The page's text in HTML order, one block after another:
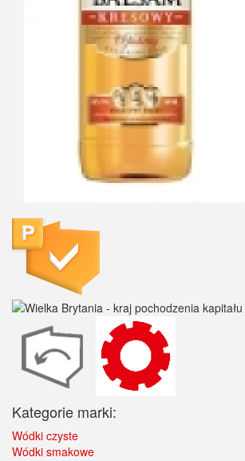
Kategorie marki:
Wódki czyste
Wódki smakowe